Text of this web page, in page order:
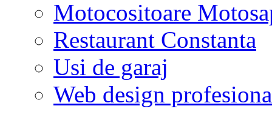
Motocositoare
Restaurant Constanta
Usi de garaj
Web design